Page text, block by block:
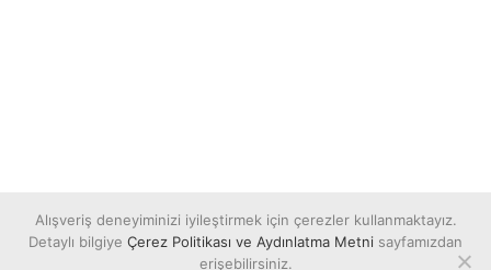
Alışveriş deneyiminizi iyileştirmek için çerezler kullanmaktayız.
Detaylı bilgiye Çerez Politikası ve Aydınlatma Metni sayfamızdan
erişebilirsiniz.